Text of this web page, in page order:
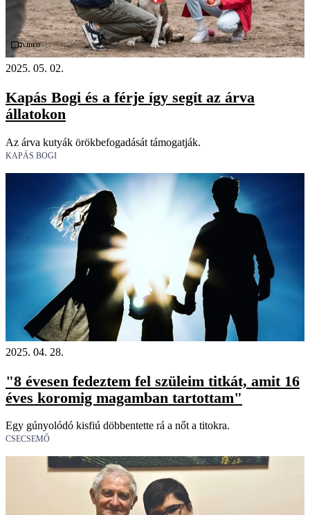
Videó
2025. 05. 02.
Kapás Bogi és a férje így segít az árva
állatokon
Az árva kutyák örökbefogadását támogatják.
KAPÁS BOGI
2025. 04. 28.
"8 évesen fedeztem fel szüleim titkát, amit 16
éves koromig magamban tartottam"
Egy gúnyolódó kisfiú döbbentette rá a nőt a titokra.
CSECSEMŐ